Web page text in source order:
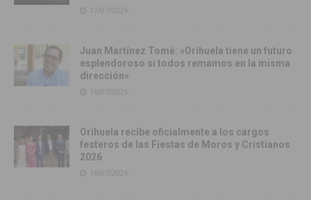
17/07/2026
Juan Martínez Tomé: «Orihuela tiene un futuro
esplendoroso si todos remamos en la misma
dirección»
16/07/2026
Orihuela recibe oficialmente a los cargos
festeros de las Fiestas de Moros y Cristianos
2026
16/07/2026